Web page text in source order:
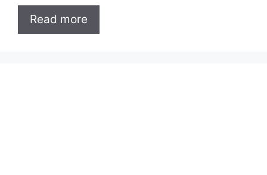
Read more